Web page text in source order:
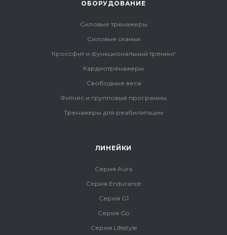
ОБОРУДОВАНИЕ
Силовые тренажеры
Силовые скамьи
Кроссфит и функциональный тренинг
Кардиотренажеры
Свободные веса
Фитнес и групповые программы
Тренажеры для реабилитации
ЛИНЕЙКИ
Серия Aura
Серия Endurance
Серия G1
Серия Go
Серия Lifestyle